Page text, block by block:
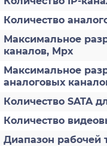
Количество
Максимальное
каналов, Mpx
Максимальное
аналоговых
Количество SATA
Количество
Диапазон рабочей